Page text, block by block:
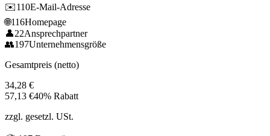
✉️110E-Mail-Adresse
🌐116Homepage
👤22Ansprechpartner
👥197Unternehmensgröße
Gesamtpreis (netto)
34,28 €
57,13 €40% Rabatt
zzgl. gesetzl. USt.